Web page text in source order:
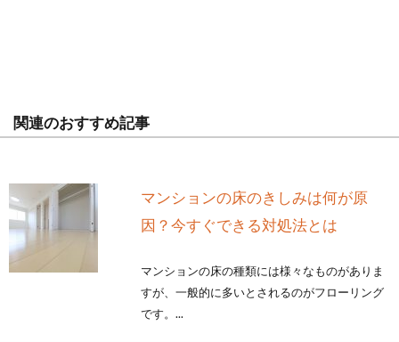
関連のおすすめ記事
マンションの床のきしみは何が原
因？今すぐできる対処法とは
マンションの床の種類には様々なものがありま
すが、一般的に多いとされるのがフローリング
です。...